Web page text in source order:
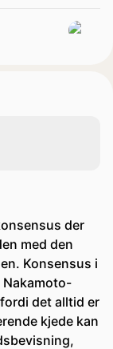
der
med den
Konsensus i
Nakamoto-
det alltid er
kjede kan